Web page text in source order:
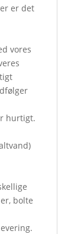
er det
vores
hurtigt.
bolte